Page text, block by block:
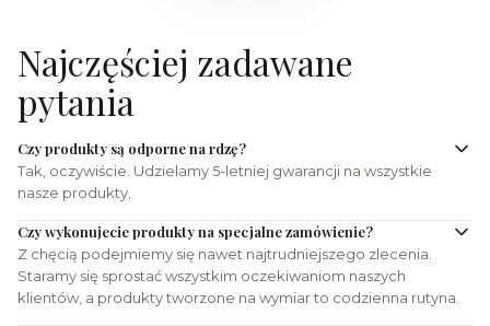
Najczęściej zadawane
pytania
Czy produkty są odporne na rdzę?
Tak, oczywiście. Udzielamy 5-letniej gwarancji na wszystkie
nasze produkty.
Czy wykonujecie produkty na specjalne zamówienie?
Z chęcią podejmiemy się nawet najtrudniejszego zlecenia.
Staramy się sprostać wszystkim oczekiwaniom naszych
klientów, a produkty tworzone na wymiar to codzienna rutyna.